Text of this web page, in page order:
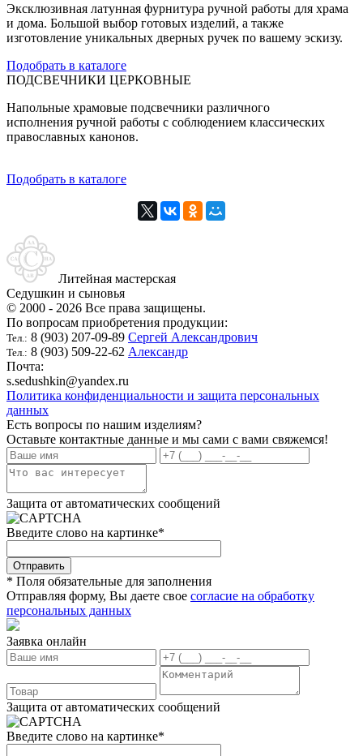
Эксклюзивная латунная фурнитура ручной работы для храма
и дома. Большой выбор готовых изделий, а также
изготовление уникальных дверных ручек по вашему эскизу.
Подобрать в каталоге
ПОДСВЕЧНИКИ ЦЕРКОВНЫЕ
Напольные храмовые подсвечники различного
исполнения ручной работы с соблюдением классических
православных канонов.
Подобрать в каталоге
Литейная мастерская
Седушкин и сыновья
© 2000 - 2026 Все права защищены.
По вопросам приобретения продукции:
Тел.: 8 (903) 207-09-89 Сергей Александрович
Тел.: 8 (903) 509-22-62 Александр
Почта:
s.sedushkin@yandex.ru
Политика конфиденциальности и защита персональных
данных
Есть вопросы по нашим изделиям?
Оставьте контактные данные и мы сами с вами свяжемся!
Защита от автоматических сообщений
Введите слово на картинке*
* Поля обязательные для заполнения
Отправляя форму, Вы даете свое согласие на обработку
персональных данных
Заявка онлайн
Защита от автоматических сообщений
Введите слово на картинке*